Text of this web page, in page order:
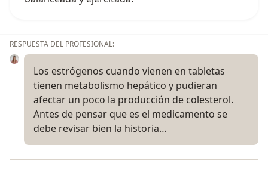
RESPUESTA DEL PROFESIONAL:
Los estrógenos cuando vienen en tabletas
tienen metabolismo hepático y pudieran
afectar un poco la producción de colesterol.
Antes de pensar que es el medicamento se
debe revisar bien la historia…